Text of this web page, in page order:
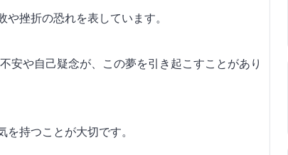
や挫折の恐れを表しています。
安や自己疑念が、この夢を引き起こすことがあり
を持つことが大切です。